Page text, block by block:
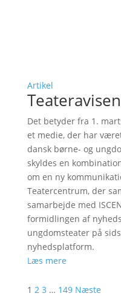
Artikel
Det betyder fra 1.
et medie, der har
dansk børne- og
skyldes en
om en ny
Teatercentrum, der
samarbejde med
formidlingen af
ungdomsteater på
nyhedsplatform.
Læs mere
1 2 3 … 149 Næste